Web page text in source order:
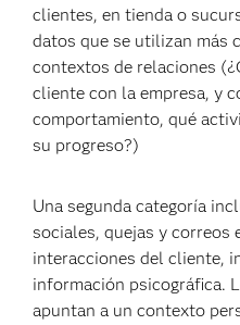
clientes, en tienda o
datos que se utilizan más
contextos de relaciones
cliente con la empresa, y
comportamiento, qué
su progreso?)
Una segunda categoría
sociales, quejas y correos
interacciones del cliente,
información psicográfica.
apuntan a un contexto